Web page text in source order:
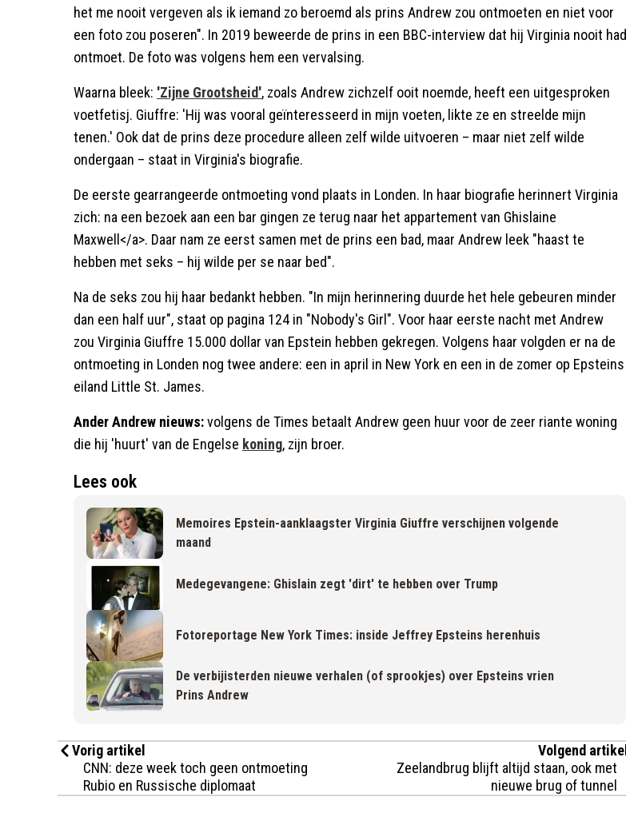
het me nooit vergeven als ik iemand zo beroemd als prins Andrew zou ontmoeten en niet voor
een foto zou poseren". In 2019 beweerde de prins in een BBC-interview dat hij Virginia nooit had
ontmoet. De foto was volgens hem een vervalsing.
Waarna bleek: 'Zijne Grootsheid', zoals Andrew zichzelf ooit noemde, heeft een uitgesproken
voetfetisj. Giuffre: 'Hij was vooral geïnteresseerd in mijn voeten, likte ze en streelde mijn
tenen.' Ook dat de prins deze procedure alleen zelf wilde uitvoeren – maar niet zelf wilde
ondergaan – staat in Virginia's biografie.
De eerste gearrangeerde ontmoeting vond plaats in Londen. In haar biografie herinnert Virginia
zich: na een bezoek aan een bar gingen ze terug naar het appartement van Ghislaine
Maxwell</a>. Daar nam ze eerst samen met de prins een bad, maar Andrew leek "haast te
hebben met seks – hij wilde per se naar bed".
Na de seks zou hij haar bedankt hebben. "In mijn herinnering duurde het hele gebeuren minder
dan een half uur", staat op pagina 124 in "Nobody's Girl". Voor haar eerste nacht met Andrew
zou Virginia Giuffre 15.000 dollar van Epstein hebben gekregen. Volgens haar volgden er na de
ontmoeting in Londen nog twee andere: een in april in New York en een in de zomer op Epsteins
eiland Little St. James.
Ander Andrew nieuws:volgens de Times betaalt Andrew geen huur voor de zeer riante woning
die hij 'huurt' van de Engelse koning, zijn broer.
Lees ook
Memoires Epstein-aanklaagster Virginia Giuffre verschijnen volgende
maand
Medegevangene: Ghislain zegt 'dirt' te hebben over Trump
Fotoreportage New York Times: inside Jeffrey Epsteins herenhuis
De verbijisterden nieuwe verhalen (of sprookjes) over Epsteins vrien
Prins Andrew
Vorig artikel
CNN: deze week toch geen ontmoeting
Rubio en Russische diplomaat
Volgend artikel
Zeelandbrug blijft altijd staan, ook met
nieuwe brug of tunnel